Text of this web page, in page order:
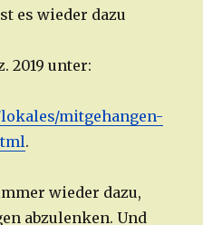
es wieder dazu
2019 unter:
mitgehangen-
.
wieder dazu,
abzulenken. Und